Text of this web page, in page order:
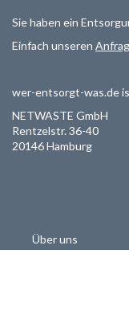
Sie haben ein
Einfach unseren
wer-entsorgt-was.de
NETWASTE GmbH
Rentzelstr. 36-40
20146 Hamburg
Über uns